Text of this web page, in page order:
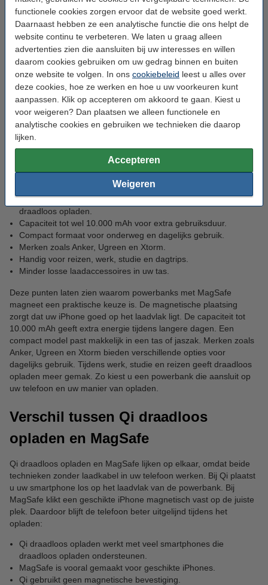
functionele cookies zorgen ervoor dat de website goed werkt.
Daarnaast hebben ze een analytische functie die ons helpt de
website continu te verbeteren. We laten u graag alleen
advertenties zien die aansluiten bij uw interesses en willen
daarom cookies gebruiken om uw gedrag binnen en buiten
onze website te volgen. In ons cookiebeleid leest u alles over
deze cookies, hoe ze werken en hoe u uw voorkeuren kunt
aanpassen. Klik op accepteren om akkoord te gaan. Kiest u
voor weigeren? Dan plaatsen we alleen functionele en
analytische cookies en gebruiken we technieken die daarop
lijken.
Accepteren
Weigeren
het opladen praktisch tijdens onderweg gebruik, op kantoor of
thuis. Vooral bij dagelijks gebruik geeft een powerbank met
MagSafe magneet extra gemak, omdat u minder met losse
Magnetisch draadloos opladen met
MagSafe
Met een powerbank met MagSafe magneet laadt u een geschikte
iPhone draadloos op via magnetische bevestiging. De magneet
helpt om uw telefoon netjes op het laadpunt te plaatsen.
Daardoor gebruikt u de powerbank makkelijk op uw bureau, in de
trein of tijdens een dagje weg. Let bij het kiezen altijd op
capaciteit, formaat en merk:
Powerbanks met MagSafe magneet voor magnetisch
draadloos opladen.
Capaciteit tot wel 10.000 mAh voor extra gebruiksduur.
Compact formaat voor onderweg en dagelijks gebruik.
Merken zoals Anker, Ugreen en Xtorm.
Handig voor reizen, werk, studie en dagtrips.
Minder losse laadaccessoires in uw tas.
Deze punten laten zien waarom powerbanks met MagSafe
magneet een praktische keuze is. De magnetische plaatsing
zorgt dat uw iPhone goed op het laadvlak ligt. De capaciteit tot
10.000 mAh geeft extra energie tijdens langere dagen. Een
compact model past makkelijk in een tas of jaszak. Merken zoals
Anker, Ugreen en Xtorm bieden verschillende opties voor
dagelijks gebruik. Tijdens werk, studie en reizen geeft draadloos
opladen meer gemak. Zo kiest u een powerbank die aansluit op
uw telefoon en uw manier van opladen.
Verschil tussen Qi draadloos
opladen en MagSafe
Qi draadloos opladen en MagSafe lijken op elkaar, omdat beide
technieken zonder laadkabel in uw telefoon werken. Bij Qi plaatst
u uw smartphone los op het laadvlak van de powerbank. Bij
MagSafe klikt een geschikte iPhone magnetisch vast op de juiste
plek. Daardoor blijft de telefoon beter uitgelijnd tijdens het
opladen:
Qi draadloos opladen werkt met veel smartphones die
draadloos opladen ondersteunen.
MagSafe is vooral gemaakt voor geschikte iPhones.
Qi gebruikt geen magnetische bevestiging.